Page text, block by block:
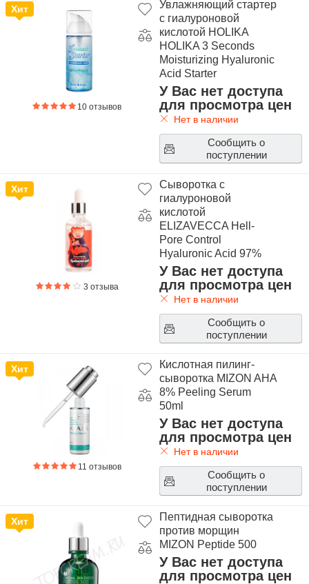
Обновляющие сыворотки для сияния кожи лица
Сыворотки для проблемной кожи
Сыворотки для жирной кожи
Антивозрастные сыворотки
Сыворотки от популярных корейских брендов:
Сыворотки-хиты от ELIZAVECCA
Супер сыворотки от бренда MIZON
Сыворотки бренда FARMSTAY
Сыворотки THE SKIN HOUSE
Сыворотки MISSHA
Сыворотки HOLIKA HOLIKA
Сыворотки хиты THE SAEM
Сыворотки DEOPROCE
Сыворотки ESTHETIC HOUSE
10 отзывов
Хит
Увлажняющий стартер
с гиалуроновой
кислотой HOLIKA
HOLIKA 3 Seconds
Moisturizing Hyaluronic
Acid Starter
У Вас нет доступа
для просмотра цен
Нет в наличии
Сообщить о
поступлении
3 отзыва
Хит
Сыворотка с
гиалуроновой
кислотой
ELIZAVECCA Hell-
Pore Control
Hyaluronic Acid 97%
У Вас нет доступа
для просмотра цен
Нет в наличии
Сообщить о
поступлении
11 отзывов
Хит
Кислотная пилинг-
сыворотка MIZON AHA
8% Peeling Serum
50ml
У Вас нет доступа
для просмотра цен
Нет в наличии
Сообщить о
поступлении
Хит
Пептидная сыворотка
против морщин
MIZON Peptide 500
У Вас нет доступа
для просмотра цен